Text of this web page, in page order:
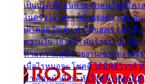
เป็นบ่ได้ คือคนพ่าย ฮักคน ไม่มีใคร
ในครัว เจ้าสาว ก็มัวแต่งตัว สวยเด่น
เฝ้าคอย ใจเต้น หัวใจของเรา ลำเค็
ความใน ใจ เศร้า มันร้าวระบม ต้อ
ท่ามความสุขี ช่วยงานเขาแต่ง แต่เ
เมื่อไรหนอจะ โชคดี ได้มีพิธีวิวาห์
มา คือหน้าที่เก่า หัวใจหล้า คอยไป